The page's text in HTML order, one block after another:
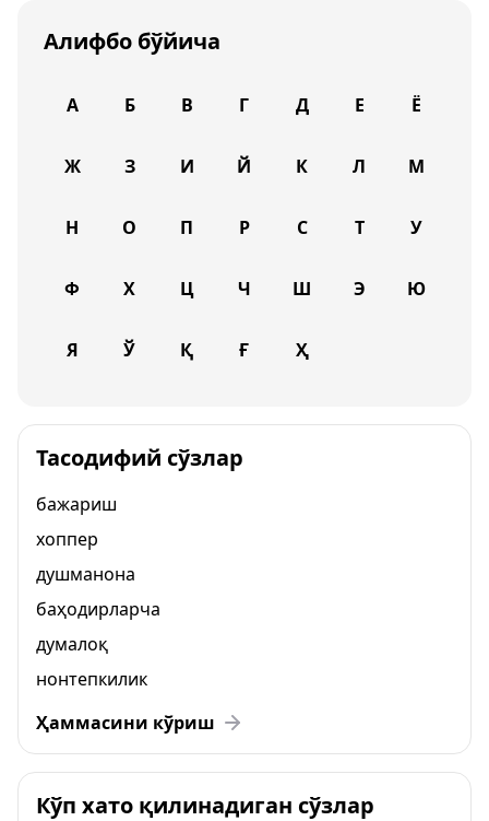
Алифбо бўйича
А Б В Г Д Е Ё
Ж З И Й К Л М
Н О П Р С Т У
Ф Х Ц Ч Ш Э Ю
Я Ў Қ Ғ Ҳ
Тасодифий сўзлар
бажариш
хоппер
душманона
баҳодирларча
думалоқ
нонтепкилик
Ҳаммасини кўриш
Кўп хато қилинадиган сўзлар